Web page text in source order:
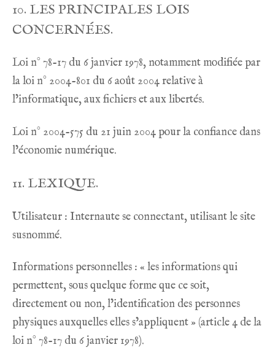
10. LES PRINCIPALES LOIS
CONCERNÉES.
Loi n° 78-17 du 6 janvier 1978, notamment modifiée par
la loi n° 2004-801 du 6 août 2004 relative à
l’informatique, aux fichiers et aux libertés.
Loi n° 2004-575 du 21 juin 2004 pour la confiance dans
l’économie numérique.
11. LEXIQUE.
Utilisateur : Internaute se connectant, utilisant le site
susnommé.
Informations personnelles : « les informations qui
permettent, sous quelque forme que ce soit,
directement ou non, l’identification des personnes
physiques auxquelles elles s’appliquent » (article 4 de la
loi n° 78-17 du 6 janvier 1978).